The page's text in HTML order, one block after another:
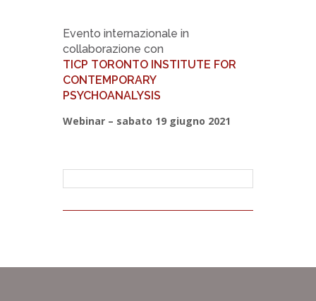
Evento internazionale in
collaborazione con
TICP TORONTO INSTITUTE FOR
CONTEMPORARY
PSYCHOANALYSIS
Webinar – sabato 19 giugno 2021